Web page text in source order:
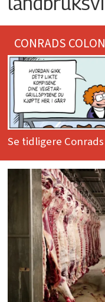
CONRADS
Se tidligere